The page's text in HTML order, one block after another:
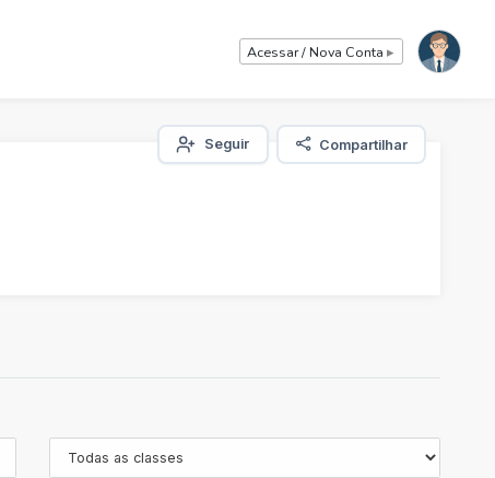
Acessar / Nova Conta ▸
Seguir Compartilhar